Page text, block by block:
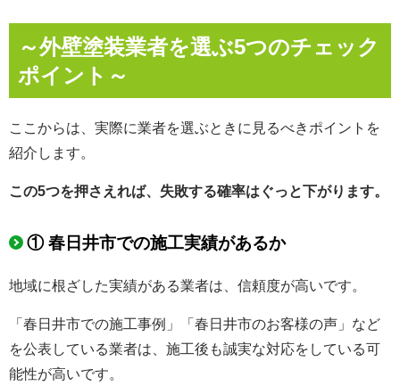
～外壁塗装業者を選ぶ5つのチェック
ポイント～
ここからは、実際に業者を選ぶときに見るべきポイントを
紹介します。
この5つを押さえれば、失敗する確率はぐっと下がります。
① 春日井市での施工実績があるか
地域に根ざした実績がある業者は、信頼度が高いです。
「春日井市での施工事例」「春日井市のお客様の声」など
を公表している業者は、施工後も誠実な対応をしている可
能性が高いです。